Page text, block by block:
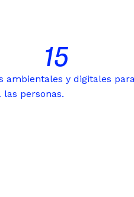
ambientales y digitales
las personas.
15